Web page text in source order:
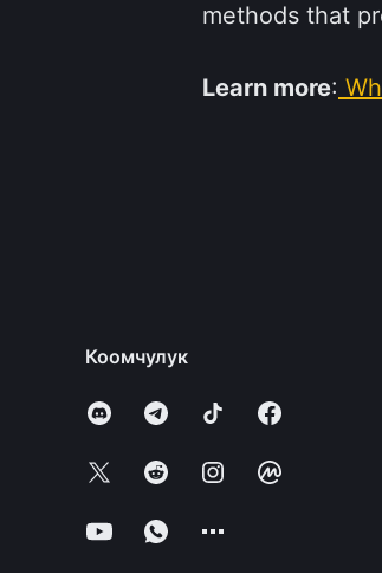
methods that
Learn more:
Коомчулук